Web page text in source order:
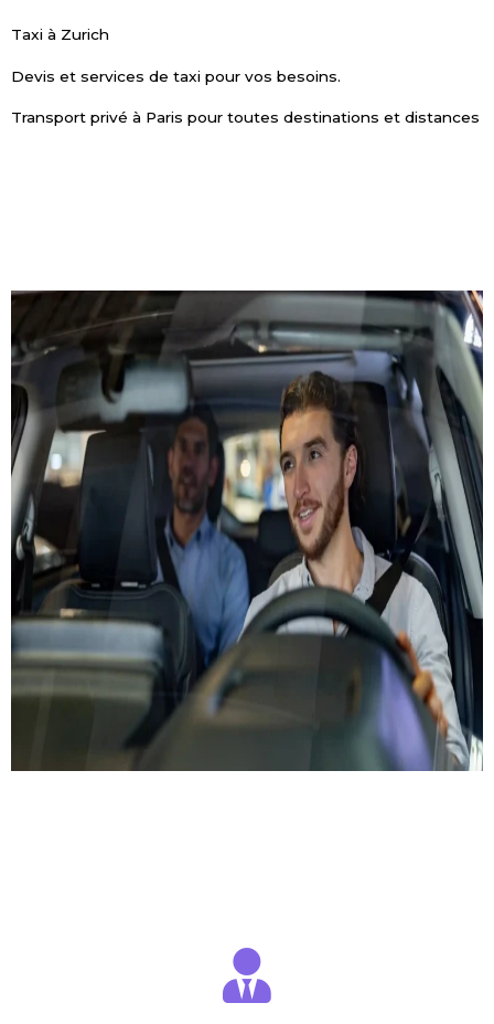
Taxi à Zurich
Devis et services de taxi pour vos besoins.
Transport privé à Paris pour toutes destinations et distances